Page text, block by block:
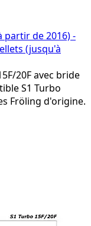
partir de 2016) -
(jusqu'à
20F avec bride
S1 Turbo
Fröling d'origine.